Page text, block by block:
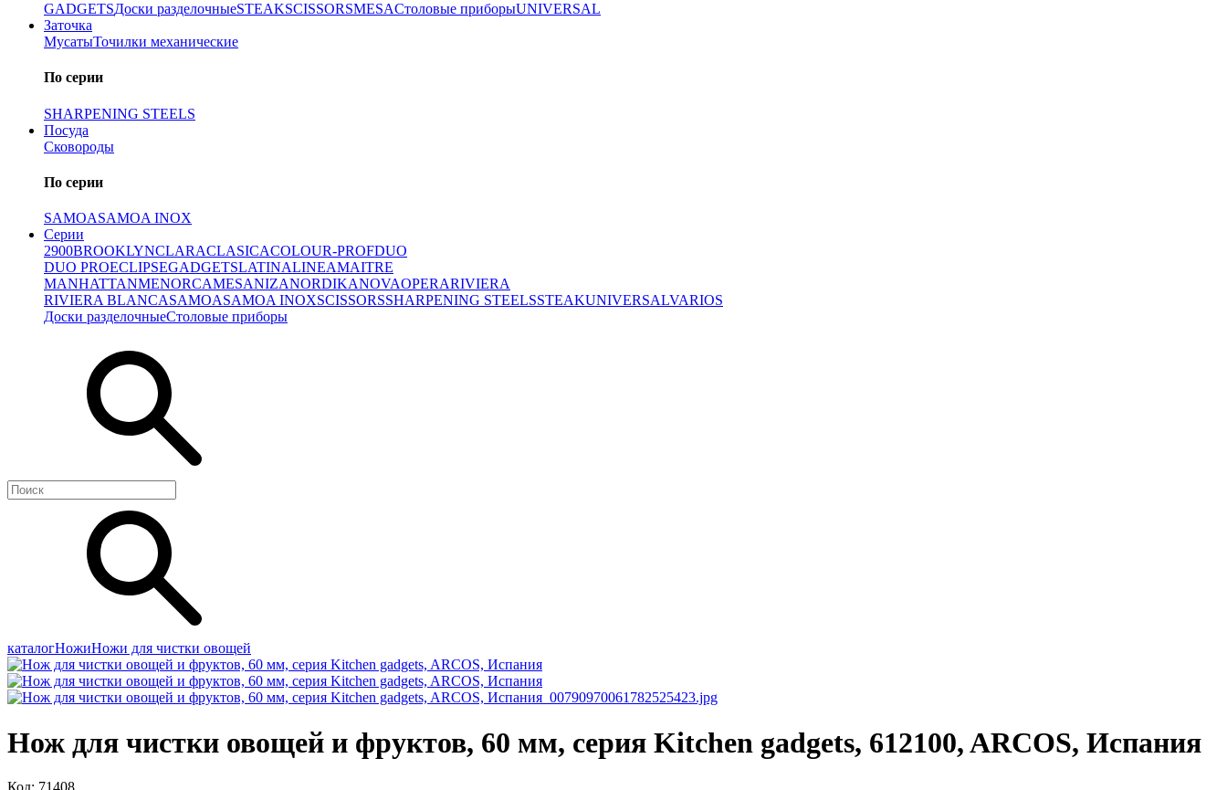
GADGETSДоски разделочныеSTEAKSCISSORSMESAСтоловые приборыUNIVERSAL
Заточка
МусатыТочилки механические
По серии
SHARPENING STEELS
Посуда
Сковороды
По серии
SAMOASAMOA INOX
Серии
2900BROOKLYNCLARACLASICACOLOUR-PROFDUO
DUO PROECLIPSEGADGETSLATINALINEAMAITRE
MANHATTANMENORCAMESANIZANORDIKANOVAOPERARIVIERA
RIVIERA BLANCASAMOASAMOA INOXSCISSORSSHARPENING STEELSSTEAKUNIVERSALVARIOS
Доски разделочныеСтоловые приборы
каталогНожиНожи для чистки овощей
Нож для чистки овощей и фруктов, 60 мм, серия Kitchen gadgets, 612100, ARCOS, Испания
Код: 71408